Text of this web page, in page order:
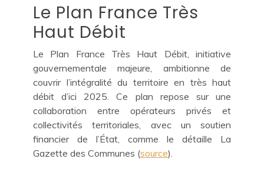
Le Plan France Très
Haut Débit
Le Plan France Très Haut Débit, initiative
gouvernementale majeure, ambitionne de
couvrir l’intégralité du territoire en très haut
débit d’ici 2025. Ce plan repose sur une
collaboration entre opérateurs privés et
collectivités territoriales, avec un soutien
financier de l’État, comme le détaille La
Gazette des Communes (source).